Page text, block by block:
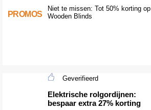
PROMOS
Niet te missen: Tot 50% korting op
Wooden Blinds
Geverifieerd
Elektrische rolgordijnen:
bespaar extra 27% korting